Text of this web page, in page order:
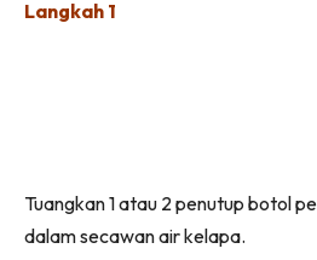
Langkah 1
Tuangkan 1 atau 2 penutup botol
dalam secawan air kelapa.